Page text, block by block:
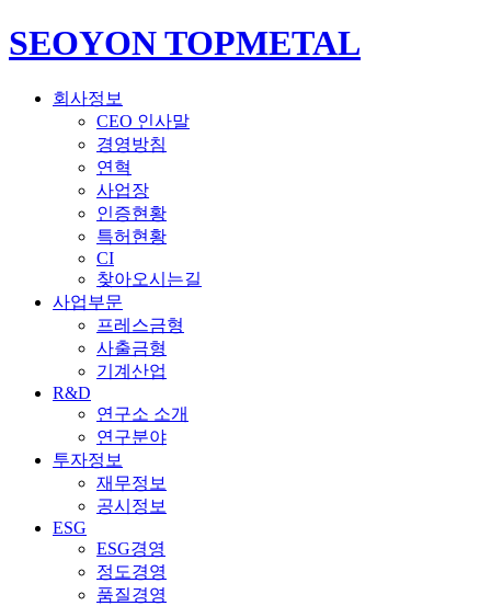
SEOYON TOPMETAL
회사정보
CEO 인사말
경영방침
연혁
사업장
인증현황
특허현황
CI
찾아오시는길
사업부문
프레스금형
사출금형
기계산업
R&D
연구소 소개
연구분야
투자정보
재무정보
공시정보
ESG
ESG경영
정도경영
품질경영